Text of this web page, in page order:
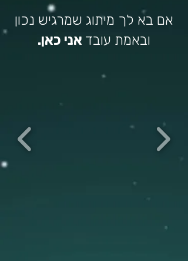
אם בא לך מיתוג שמרגיש נכון
ובאמת עובד אני כאן.